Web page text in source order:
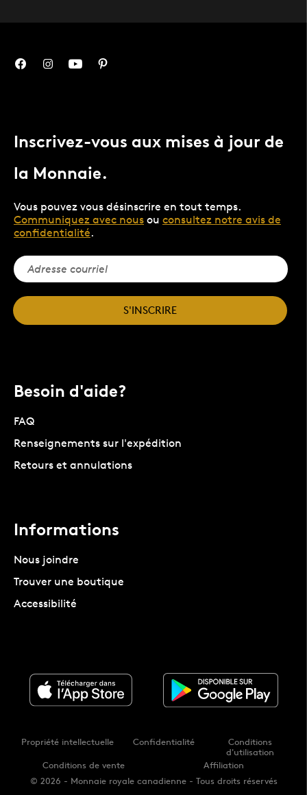
Inscrivez-vous aux mises à jour de
la Monnaie.
Vous pouvez vous désinscrire en tout temps.
Communiquez avec nous ou consultez notre avis de
confidentialité.
S'INSCRIRE
Besoin d'aide?
FAQ
Renseignements sur l'expédition
Retours et annulations
Informations
Nous joindre
Trouver une boutique
Accessibilité
© 2026 - Monnaie royale canadienne - Tous droits réservés
Propriété intellectuelle Confidentialité
Conditions
d'utilisation
Conditions de vente
Affiliation